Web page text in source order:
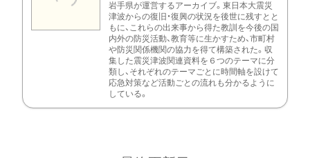
岩手県が運営するアーカイブ。東日本大震災
津波からの復旧・復興の状況を後世に残すとと
もに、これらの出来事から得た教訓を今後の国
内外の防災活動、教育等に生かすため、市町村
や防災関係機関の協力を得て構築された。収
集した震災津波関連資料を６つのテーマに分
類し、それぞれのテーマごとに時間軸を設けて
応急対策など活動ごとの流れも分かるように
している。